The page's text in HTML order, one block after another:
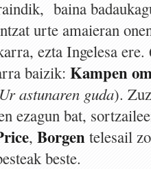
baina
urte amaieran
ezta Ingelesa
baizik: Kampen
astunaren guda).
ezagun bat,
, Borgen telesail
beste.